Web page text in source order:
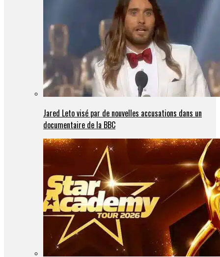
Jared Leto visé par de nouvelles accusations dans un
documentaire de la BBC